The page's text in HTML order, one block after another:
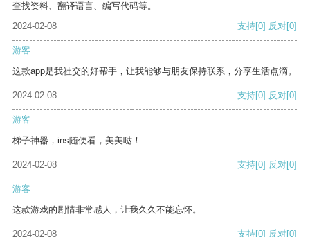
查找资料、翻译语言、编写代码等。
2024-02-08
支持[0] 反对[0]
游客
这款app是我社交的好帮手，让我能够与朋友保持联系，分享生活点滴。
2024-02-08 支持[0] 反对[0]
游客
梯子神器，ins随便看，美美哒！
2024-02-08 支持[0] 反对[0]
游客
这款游戏的剧情非常感人，让我久久不能忘怀。
2024-02-08 支持[0] 反对[0]